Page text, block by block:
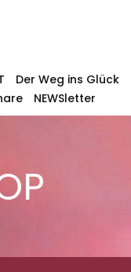
Der Weg ins Glück
NEWSletter